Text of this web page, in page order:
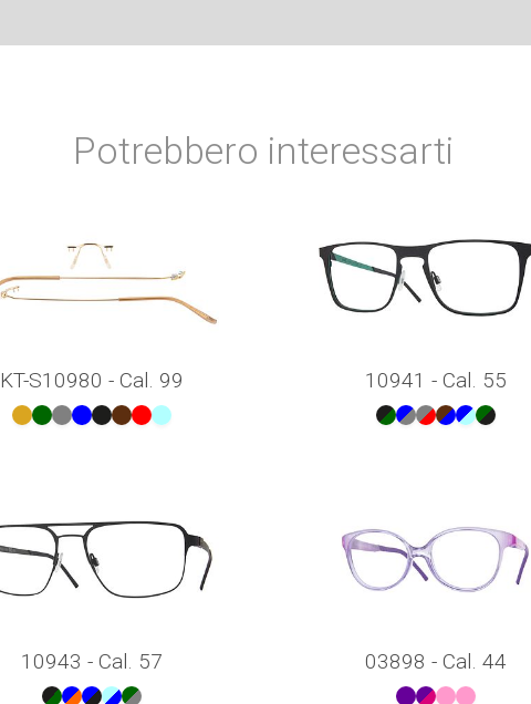
Potrebbero interessarti
KT-S10980 - Cal. 99 10941 - Cal. 55
10943 - Cal. 57 03898 - Cal. 44